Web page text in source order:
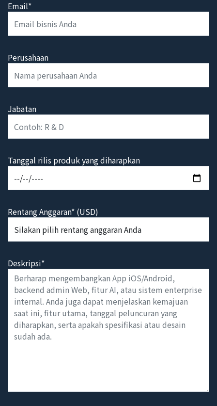
Email*
Perusahaan
Jabatan
Tanggal rilis produk yang diharapkan
Rentang Anggaran* (USD)
Deskripsi*